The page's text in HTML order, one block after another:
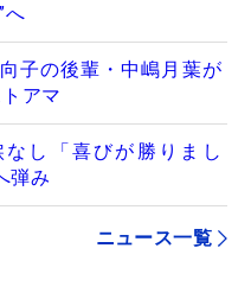
へ
子の後輩・中嶋月葉が
アマ
し「喜びが勝りまし
弾み
ニュース一覧